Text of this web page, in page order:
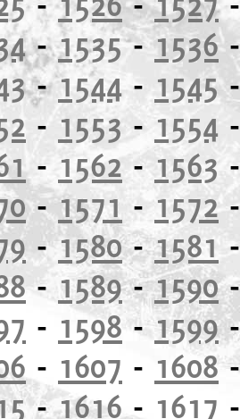
-1535-1536
-1544 - 1545
- 1553 - 1554
- 1562-1563
-1571 -1572
-1580-1581
-1589-1590
- 1598-1599
- 1607 - 1608
-1616- 1617